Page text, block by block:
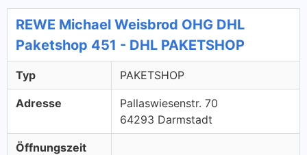
REWE Michael Weisbrod OHG DHL
Paketshop 451 - DHL PAKETSHOP
Typ PAKETSHOP
Adresse
Pallaswiesenstr. 70
64293 Darmstadt
Öffnungszeit